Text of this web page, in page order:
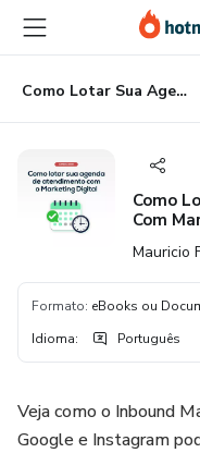
para
conteúdo
principal
para
pagamento
para
rodapé
Como Lotar Sua Agenda de Atendimento Com Marketing Digital
Como
Com
Mauricio
Formato: eBooks ou
Idioma: Português
Veja como o Inbound
Google e Instagram